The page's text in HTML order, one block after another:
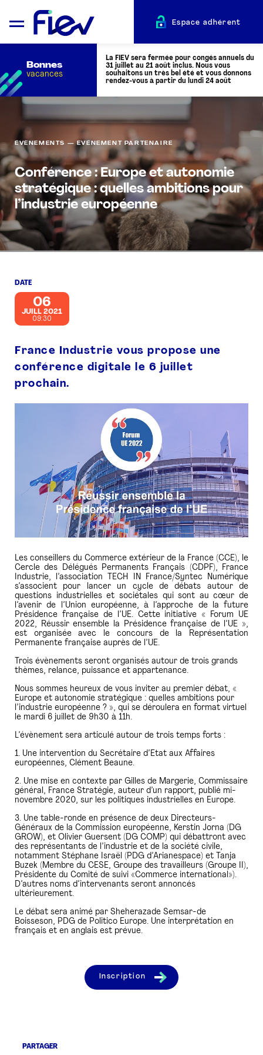
QUI SOMMES-NOUS ?
L’AUTOMOTIVE
ADHÉRENTS
ACTUALITÉS
PRESSE
Espace adhérent
Bonnes
vacances
La FIEV sera fermée pour congés annuels du
31 juillet au 21 août inclus. Nous vous
souhaitons un très bel été et vous donnons
rendez-vous à partir du lundi 24 août
ÉVÈNEMENTS — EVÉNEMENT PARTENAIRE
Conférence : Europe et autonomie
stratégique : quelles ambitions pour
l’industrie européenne
DATE
06
JUILL 2021
09:30
France Industrie vous propose une
conférence digitale le 6 juillet
prochain.
Les conseillers du Commerce extérieur de la France (CCE), le
Cercle des Délégués Permanents Français (CDPF), France
Industrie, l’association TECH IN France/Syntec Numérique
s’associent pour lancer un cycle de débats autour de
questions industrielles et sociétales qui sont au cœur de
l’avenir de l’Union européenne, à l’approche de la future
Présidence française de l’UE. Cette initiative « Forum UE
2022, Réussir ensemble la Présidence française de l’UE »,
est organisée avec le concours de la Représentation
Permanente française auprès de l’UE.
Trois évènements seront organisés autour de trois grands
thèmes, relance, puissance et appartenance.
Nous sommes heureux de vous inviter au premier débat, «
Europe et autonomie stratégique : quelles ambitions pour
l’industrie européenne ? », qui se déroulera en format virtuel
le mardi 6 juillet de 9h30 à 11h.
L’évènement sera articulé autour de trois temps forts :
1. Une intervention du Secrétaire d’Etat aux Affaires
européennes, Clément Beaune.
2. Une mise en contexte par Gilles de Margerie, Commissaire
général, France Stratégie, auteur d’un rapport, publié mi-
novembre 2020, sur les politiques industrielles en Europe.
3. Une table-ronde en présence de deux Directeurs-
Généraux de la Commission européenne, Kerstin Jorna (DG
GROW), et Olivier Guersent (DG COMP) qui débattront avec
des représentants de l’industrie et de la société civile,
notamment Stéphane Israël (PDG d’Arianespace) et Tanja
Buzek (Membre du CESE, Groupe des travailleurs (Groupe II),
Présidente du Comité de suivi «Commerce international»).
D’autres noms d’intervenants seront annoncés
ultérieurement.
Le débat sera animé par Sheherazade Semsar-de
Boisseson, PDG de Politico Europe. Une interprétation en
français et en anglais est prévue.
Inscription
PARTAGER